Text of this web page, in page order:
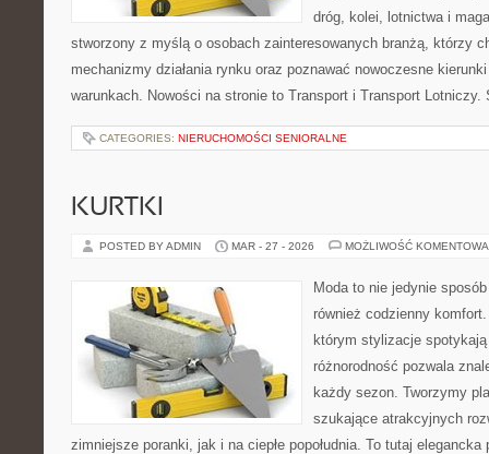
dróg, kolei, lotnictwa i
stworzony z myślą o osobach zainteresowanych branżą, którzy
mechanizmy działania rynku oraz poznawać nowoczesne
warunkach. Nowości na stronie to Transport i Transport
CATEGORIES: NIERUCHOMOŚCI SENIORALNE
KURTKI
POSTED BY ADMIN MAR - 27 - 2026 MOŻLIWOŚĆ
Moda to nie jedynie
również codzienny
którym stylizacje
różnorodność pozwala
każdy sezon. Tworzymy
szukające atrakcyjnych
zimniejsze poranki, jak i na ciepłe popołudnia. To tutaj elegancka